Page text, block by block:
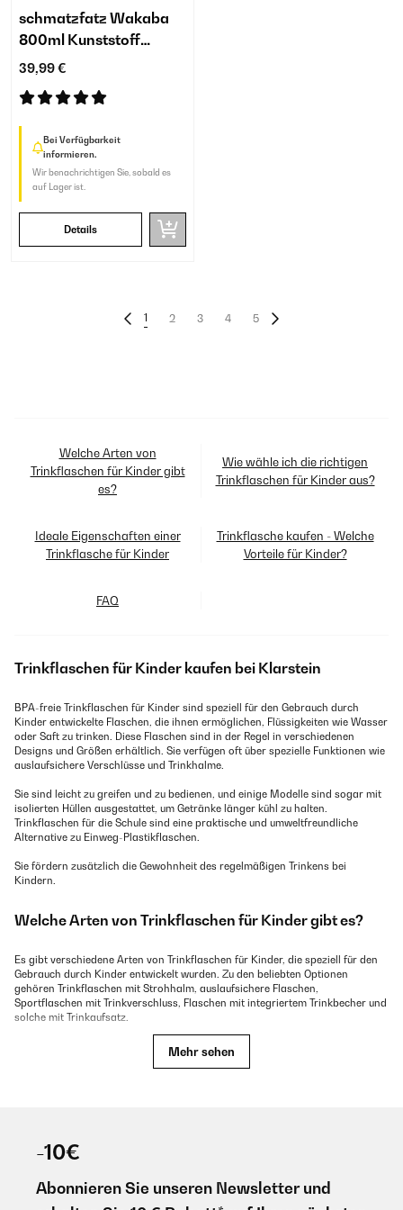
schmatzfatz Wakaba
800ml Kunststoff
Trinkflasche Kinder
39,99 €
Bei Verfügbarkeit
informieren.
Wir benachrichtigen Sie, sobald es
auf Lager ist.
Details
1 2 3 4 5
Welche Arten von
Trinkflaschen für Kinder gibt
es?
Wie wähle ich die richtigen
Trinkflaschen für Kinder aus?
Ideale Eigenschaften einer
Trinkflasche für Kinder
Trinkflasche kaufen - Welche
Vorteile für Kinder?
FAQ
Trinkflaschen für Kinder kaufen bei Klarstein
BPA-freie Trinkflaschen für Kinder sind speziell für den Gebrauch durch
Kinder entwickelte Flaschen, die ihnen ermöglichen, Flüssigkeiten wie Wasser
oder Saft zu trinken. Diese Flaschen sind in der Regel in verschiedenen
Designs und Größen erhältlich. Sie verfügen oft über spezielle Funktionen wie
auslaufsichere Verschlüsse und Trinkhalme.
Sie sind leicht zu greifen und zu bedienen, und einige Modelle sind sogar mit
isolierten Hüllen ausgestattet, um Getränke länger kühl zu halten.
Trinkflaschen für die Schule sind eine praktische und umweltfreundliche
Alternative zu Einweg-Plastikflaschen.
Sie fördern zusätzlich die Gewohnheit des regelmäßigen Trinkens bei
Kindern.
Welche Arten von Trinkflaschen für Kinder gibt es?
Es gibt verschiedene Arten von Trinkflaschen für Kinder, die speziell für den
Gebrauch durch Kinder entwickelt wurden. Zu den beliebten Optionen
gehören Trinkflaschen mit Strohhalm, auslaufsichere Flaschen,
Sportflaschen mit Trinkverschluss, Flaschen mit integriertem Trinkbecher und
solche mit Trinkaufsatz.
Diese Flaschen sind oft in kinderfreundlichen Designs und Größen erhältlich
Wie wähle ich die richtigen Trinkflaschen für Kinder
aus?
Mehr sehen
-10€
Abonnieren Sie unseren Newsletter und